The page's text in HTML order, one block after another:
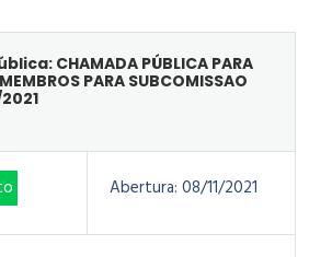
CHAMADA PÚBLICA PARA
PARA SUBCOMISSAO
Abertura: 08/11/2021